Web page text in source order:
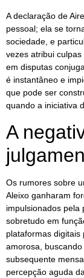
A declaração de
pessoal; ela se
sociedade, e
vezes atribui culpas
em disputas
é instantâneo e
que pode ser
quando a iniciativa
A
Os rumores sobre
Aleixo ganharam
impulsionados pela
sobretudo em
plataformas
amorosa,
subsequente
percepção aguda